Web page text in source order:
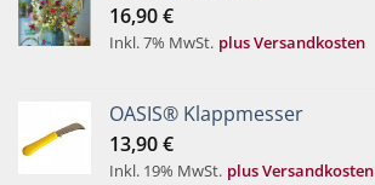
16,90€
Inkl. 7% MwSt. plus Versandkosten
OASIS® Klappmesser
13,90€
Inkl. 19% MwSt. plus Versandkosten